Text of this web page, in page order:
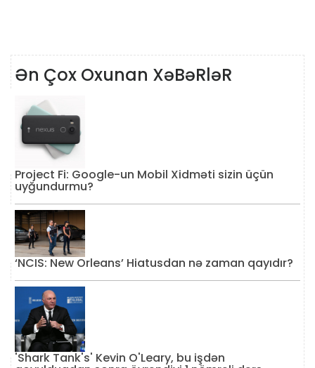
Ən Çox Oxunan XəBəRləR
Project Fi: Google-un Mobil Xidməti sizin üçün
uyğundurmu?
‘NCIS: New Orleans’ Hiatusdan nə zaman qayıdır?
'Shark Tank's' Kevin O'Leary, bu işdən